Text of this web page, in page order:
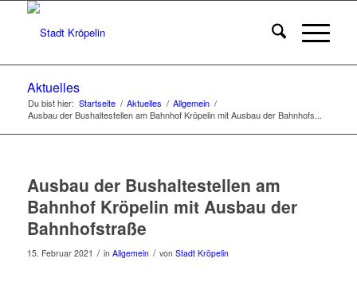
Aktuelles
Du bist hier: Startseite / Aktuelles / Allgemein /
Ausbau der Bushaltestellen am Bahnhof Kröpelin mit Ausbau der Bahnhofs...
Ausbau der Bushaltestellen am
Bahnhof Kröpelin mit Ausbau der
Bahnhofstraße
15. Februar 2021 / in Allgemein / von Stadt Kröpelin